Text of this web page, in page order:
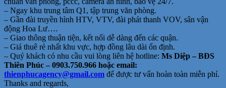
– Ngay khu trung tâm Q1, tập trung văn phòng.
– Gần đài truyền hình HTV, VTV, đài phát thanh VOV, sân vận
động Hoa Lư….
– Giao thông thuận tiện, kết nối dễ dàng đến các quận.
– Giá thuê rẻ nhất khu vực, hợp đồng lâu dài ổn định.
– Quý khách có nhu cầu vui lòng liên hệ hotline: Ms Diệp – BĐS
Thiên Phúc – 0903.750.966 hoặc email:
thienphucagency@gmail.com để được tư vấn hoàn toàn miễn phí.
Thanks and regards,